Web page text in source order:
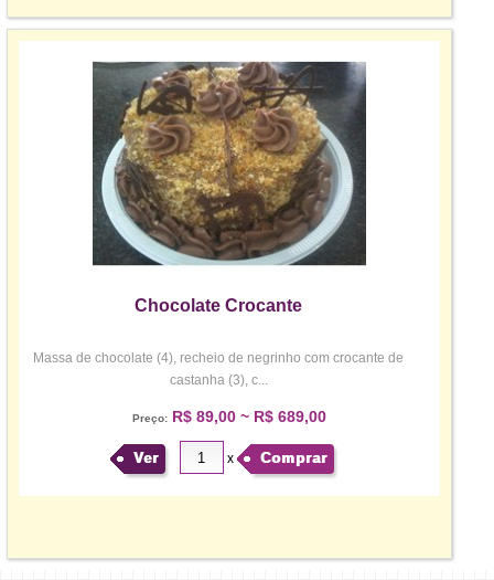
Chocolate Crocante
Massa de chocolate (4), recheio de negrinho com crocante de
castanha (3), c...
Preço:R$ 89,00 ~ R$ 689,00
Ver x Comprar